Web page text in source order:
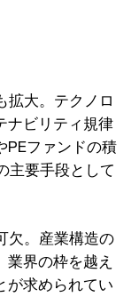
拡大。テクノロ
ナビリティ規律
PEファンドの積
主要手段として
欠。産業構造の
界の枠を越え
が求められてい